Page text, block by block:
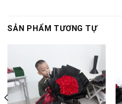
SẢN PHẨM TƯƠNG TỰ